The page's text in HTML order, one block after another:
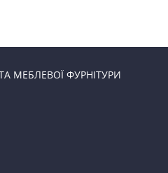
МЕБЛЕВОЇ ФУРНІТУРИ